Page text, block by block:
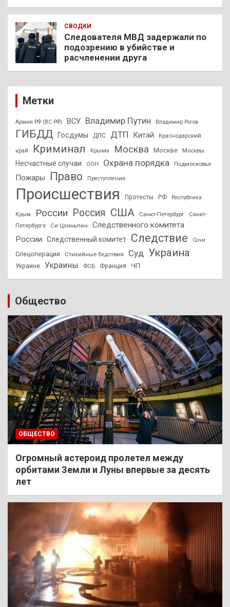
СВОДКИ
Следователя МВД задержали по
подозрению в убийстве и
расчленении друга
Метки
Армия РФ (ВС РФ) ВСУ Владимир Путин Владимир Рогов
ГИБДД Госдумы ДПС ДТП Китай Краснодарский
край Криминал Крыма Москва Москве Москвы
Несчастные случаи ООН Охрана порядка Подмосковье
Пожары Право Преступления
Происшествия Протесты РФ Республика
Крым России Россия США Санкт-Петербург
Санкт-
Петербурге
Си Цзиньпин
Следственного комитета
России
Следственный комитет Следствие Сочи
Спецоперации Стихийные бедствия Суд Украина
Украине Украины ФСБ Франция ЧП
Общество
ОБЩЕСТВО
Огромный астероид пролетел между
орбитами Земли и Луны впервые за десять
лет